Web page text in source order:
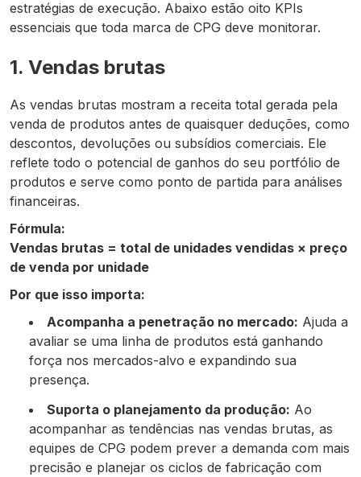
estratégias de execução. Abaixo estão oito KPIs
essenciais que toda marca de CPG deve monitorar.
1. Vendas brutas
As vendas brutas mostram a receita total gerada pela
venda de produtos antes de quaisquer deduções, como
descontos, devoluções ou subsídios comerciais. Ele
reflete todo o potencial de ganhos do seu portfólio de
produtos e serve como ponto de partida para análises
financeiras.
Fórmula:
Vendas brutas = total de unidades vendidas × preço
de venda por unidade
Por que isso importa:
Acompanha a penetração no mercado: Ajuda a
avaliar se uma linha de produtos está ganhando
força nos mercados-alvo e expandindo sua
presença.
Suporta o planejamento da produção: Ao
acompanhar as tendências nas vendas brutas, as
equipes de CPG podem prever a demanda com mais
precisão e planejar os ciclos de fabricação com